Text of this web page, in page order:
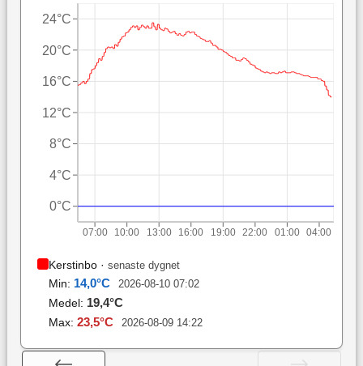
07:00 10:00 13:00 16:00 19:00 22:00 01:00 04:00
0°C
4°C
8°C
12°C
16°C
20°C
24°C
Kerstinbo· senaste dygnet
Min: 14,0°C 2026-08-10 07:02
Medel: 19,4°C
Max: 23,5°C 2026-08-09 14:22